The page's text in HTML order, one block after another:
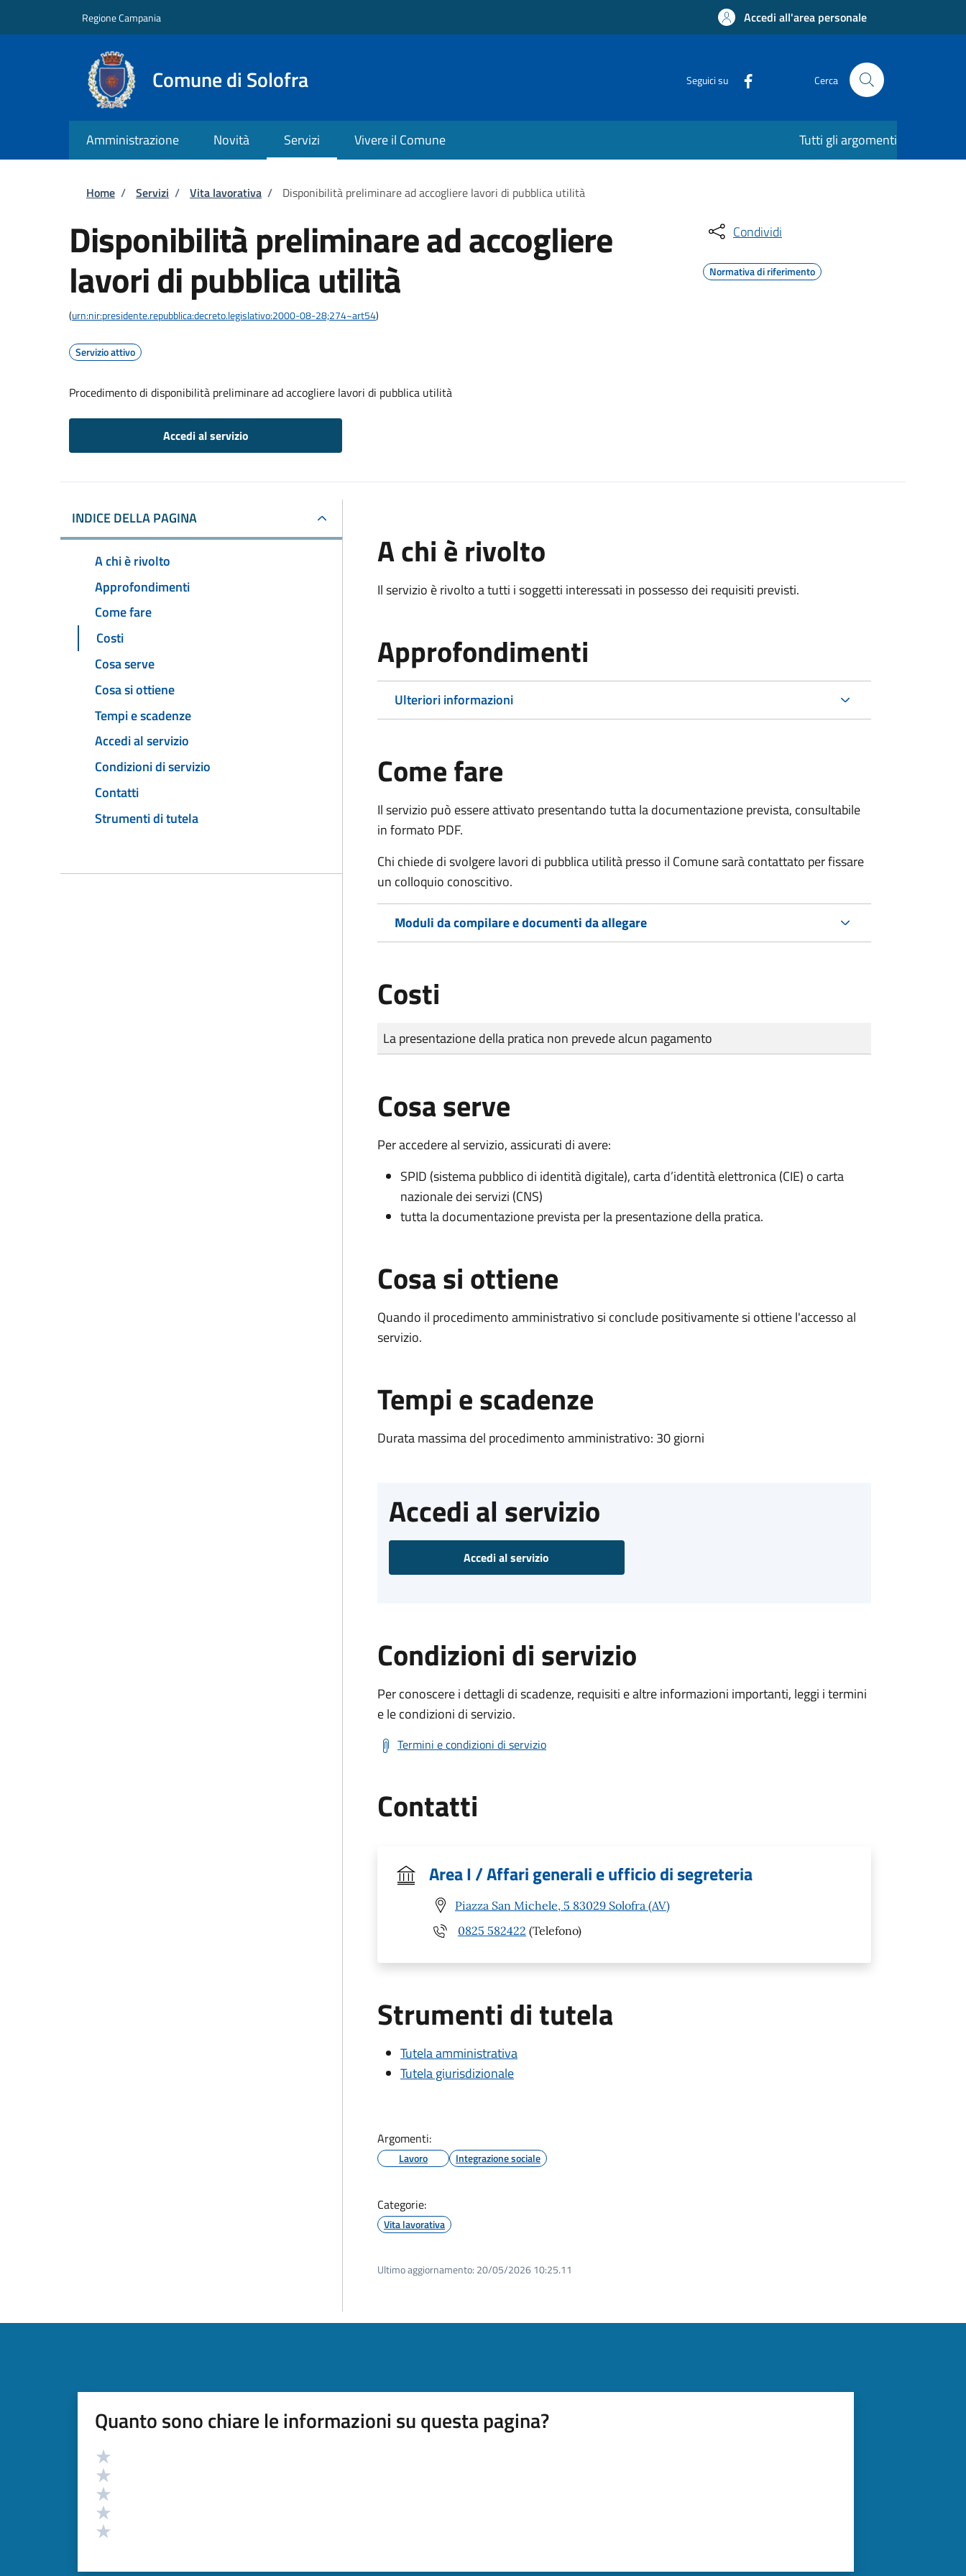
Regione Campania Accedi all'area personale
Comune di Solofra Seguici su Cerca
Amministrazione Novità Servizi Vivere il Comune Tutti gli argomenti
Briciole di pane
Home / Servizi / Vita lavorativa / Disponibilità preliminare ad accogliere lavori di pubblica utilità
Disponibilità preliminare ad accogliere
lavori di pubblica utilità
(urn:nir:presidente.repubblica:decreto.legislativo:2000-08-28;274~art54)
Servizio attivo
Procedimento di disponibilità preliminare ad accogliere lavori di pubblica utilità
Accedi al servizio
Condividi
Normativa di riferimento
INDICE DELLA PAGINA
A chi è rivolto
Approfondimenti
Come fare
Costi
Cosa serve
Cosa si ottiene
Tempi e scadenze
Accedi al servizio
Condizioni di servizio
Contatti
Strumenti di tutela
A chi è rivolto
Il servizio è rivolto a tutti i soggetti interessati in possesso dei requisiti previsti.
Approfondimenti
Ulteriori informazioni
Come fare
Il servizio può essere attivato presentando tutta la documentazione prevista, consultabile
in formato PDF.
Chi chiede di svolgere lavori di pubblica utilità presso il Comune sarà contattato per fissare
un colloquio conoscitivo.
Moduli da compilare e documenti da allegare
Costi
Tipo di pagamento
Importo
La presentazione della pratica non prevede alcun pagamento
Cosa serve
Per accedere al servizio, assicurati di avere:
SPID (sistema pubblico di identità digitale), carta d’identità elettronica (CIE) o carta
nazionale dei servizi (CNS)
tutta la documentazione prevista per la presentazione della pratica.
Cosa si ottiene
Quando il procedimento amministrativo si conclude positivamente si ottiene l'accesso al
servizio.
Tempi e scadenze
Durata massima del procedimento amministrativo: 30 giorni
Accedi al servizio
Accedi al servizio
Condizioni di servizio
Per conoscere i dettagli di scadenze, requisiti e altre informazioni importanti, leggi i termini
e le condizioni di servizio.
Termini e condizioni di servizio
Contatti
Area I / Affari generali e ufficio di segreteria
Piazza San Michele, 5 83029 Solofra (AV)
0825 582422 (Telefono)
Strumenti di tutela
Tutela amministrativa
Tutela giurisdizionale
Argomenti:
Lavoro Integrazione sociale
Categorie:
Vita lavorativa
Ultimo aggiornamento: 20/05/2026 10:25.11
Quanto sono chiare le informazioni su questa pagina?
Valutazione